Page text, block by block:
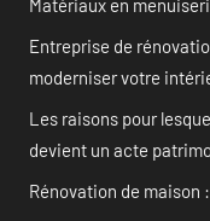
Matériaux en
Entreprise de
moderniser votre
Les raisons pour
devient un acte
Rénovation de maison